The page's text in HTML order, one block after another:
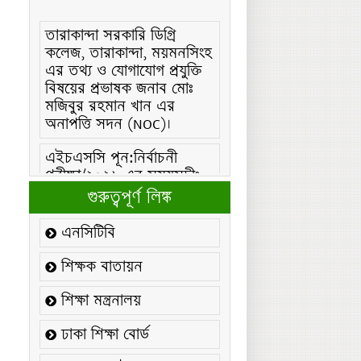
কলেজ, তারাকান্দা, ময়মনসিংহ
এর তথ্য ও যোগাযোগ প্রযুক্তি
বিষয়ের প্রভাষক জনাব মোঃ
মজিবুর রহমান খান এর
অনাপত্তি সদন (NOC)।
পরীক্ষা/২০২৬ এর সময়সূচীঃ
এইচএসসি (বিএমটি) ফরম
পূরণ/২০২৬ বিজ্ঞপ্তিঃ
এইচএসসি ফরম/২০২৬ পূরণ
বিজ্ঞপ্তিঃ
২১ ফেব্রুয়ারি/২০২৬ ইং
তারিখে “শহিদ দিবস ও
আন্তর্জাতিক মাতৃভাষা
গুরুত্বপূর্ণ লিঙ্ক
এনসিটিবি
শিক্ষক বাতায়ন
শিক্ষা মন্ত্রনালয়
ঢাকা শিক্ষা বোর্ড